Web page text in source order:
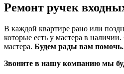
Ремонт ручек
В каждой квартире рано или
которые есть у мастера в
мастера. Будем рады вам помочь.
Звоните в нашу компанию мы